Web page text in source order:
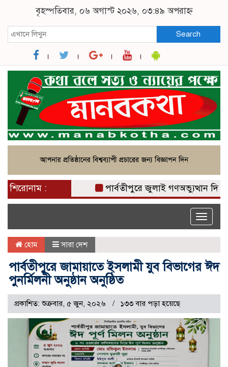
বৃহস্পতিবার, ০৬ অগাস্ট ২০২৬, ০৩:৪৯ অপরাহ্ন
Search
শিরোনাম : পার্বতীপুরে জুলাই গণঅভ্যুত্থান দিবস
Toggle
হোম সারা দেশ
পার্বতীপুরে জামায়াতে ইসলামী যুব বিভাগের ঈদ
পুনর্মিলনী অনুষ্ঠান অনুষ্ঠিত
প্রকাশিত: শুক্রবার, ৫ জুন, ২০২৬ ১৩৩ বার পড়া হয়েছে